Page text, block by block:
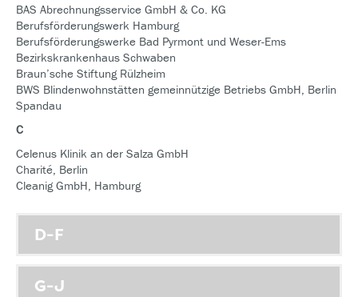
BAS Abrechnungsservice GmbH & Co. KG
Berufsförderungswerk Hamburg
Berufsförderungswerke Bad Pyrmont und Weser-Ems
Bezirkskrankenhaus Schwaben
Braun’sche Stiftung Rülzheim
BWS Blindenwohnstätten gemeinnützige Betriebs GmbH, Berlin
Spandau
C
Celenus Klinik an der Salza GmbH
Charité, Berlin
Cleanig GmbH, Hamburg
D-F
G-J